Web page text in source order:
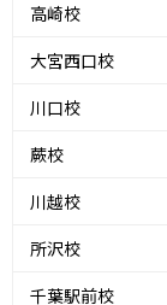
高崎校
大宮西口校
川口校
蕨校
川越校
所沢校
千葉駅前校